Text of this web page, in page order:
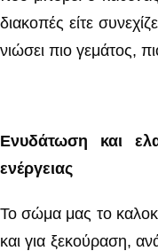
διακοπές είτε
νιώσει πιο γεμάτος,
Ενυδάτωση και
ενέργειας
Το σώμα μας το
και για ξεκούραση,